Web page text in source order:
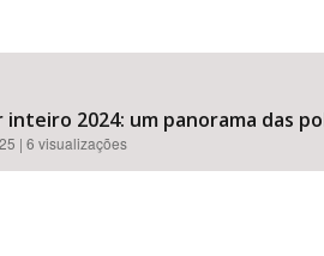
2024: um panorama das
| 6 visualizações